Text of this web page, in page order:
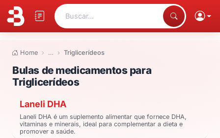
Buscar...
Home … Triglicerídeos
Bulas de medicamentos para
Bulas de medicamentos para
Triglicerídeos
Laneli DHA
Laneli DHA é um suplemento alimentar que fornece DHA,
vitaminas e minerais, ideal para complementar a dieta e
promover a saúde.